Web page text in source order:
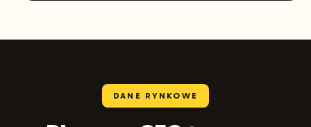
DANE RYNKOWE